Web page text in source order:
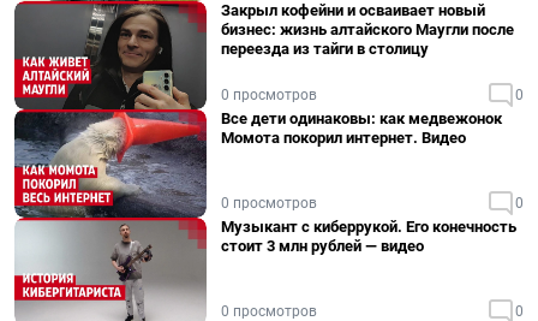
Закрыл кофейни и осваивает новый
бизнес: жизнь алтайского Маугли после
переезда из тайги в столицу
0 просмотров 0
Все дети одинаковы: как медвежонок
Момота покорил интернет. Видео
0 просмотров 0
Музыкант с киберрукой. Его конечность
стоит 3 млн рублей — видео
0 просмотров 0